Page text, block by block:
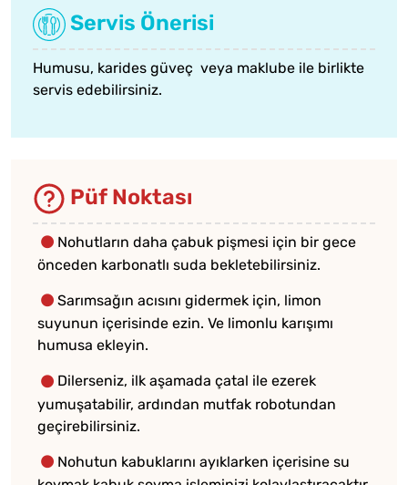
Servis Önerisi
Humusu, karides güveç veya maklube ile birlikte
servis edebilirsiniz.
Püf Noktası
Nohutların daha çabuk pişmesi için bir gece
önceden karbonatlı suda bekletebilirsiniz.
Sarımsağın acısını gidermek için, limon
suyunun içerisinde ezin. Ve limonlu karışımı
humusa ekleyin.
Dilerseniz, ilk aşamada çatal ile ezerek
yumuşatabilir, ardından mutfak robotundan
geçirebilirsiniz.
Nohutun kabuklarını ayıklarken içerisine su